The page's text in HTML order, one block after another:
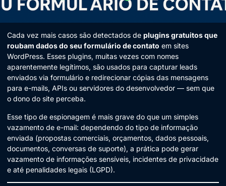
Cada vez mais casos são detectados de plugins gratuitos que
roubam dados do seu formulário de contato em sites
WordPress. Esses plugins, muitas vezes com nomes
aparentemente legítimos, são usados para capturar leads
enviados via formulário e redirecionar cópias das mensagens
para e-mails, APIs ou servidores do desenvolvedor — sem que
o dono do site perceba.
Esse tipo de espionagem é mais grave do que um simples
vazamento de e-mail: dependendo do tipo de informação
enviada (propostas comerciais, orçamentos, dados pessoais,
documentos, conversas de suporte), a prática pode gerar
vazamento de informações sensíveis, incidentes de privacidade
e até penalidades legais (LGPD).